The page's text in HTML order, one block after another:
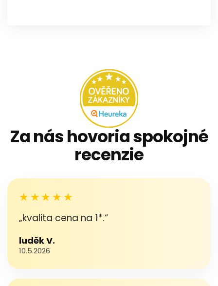
Za nás hovoria spokojné
recenzie
★★★★★
„kvalita cena na 1*.“
luděk V.
10.5.2026